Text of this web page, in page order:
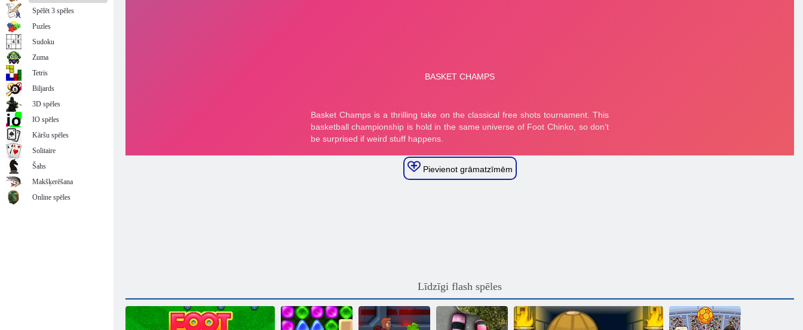
Pievienot grāmatzīmēm
Līdzīgi flash spēles
Spēlēt 3 spēles
Puzles
Sudoku
Zuma
Tetris
Biljards
3D spēles
IO spēles
Kāršu spēles
Solitaire
Šahs
Makšķerēšana
Online spēles